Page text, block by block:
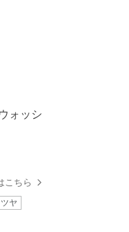
ォッシ
こちら
ヤ